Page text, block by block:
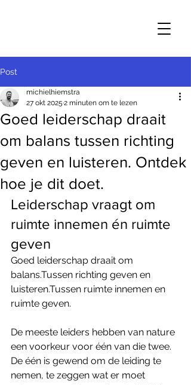
Post
Goed leiderschap draait
om balans tussen richting
geven en luisteren. Ontdek
hoe je dit doet.
michielhiemstra
27 okt 2025 2 minuten om te lezen
Leiderschap vraagt om
ruimte innemen én ruimte
geven
Goed leiderschap draait om
balans.Tussen richting geven en
luisteren.Tussen ruimte innemen en
ruimte geven.
De meeste leiders hebben van nature
een voorkeur voor één van die twee.
De één is gewend om de leiding te
nemen, te zeggen wat er moet